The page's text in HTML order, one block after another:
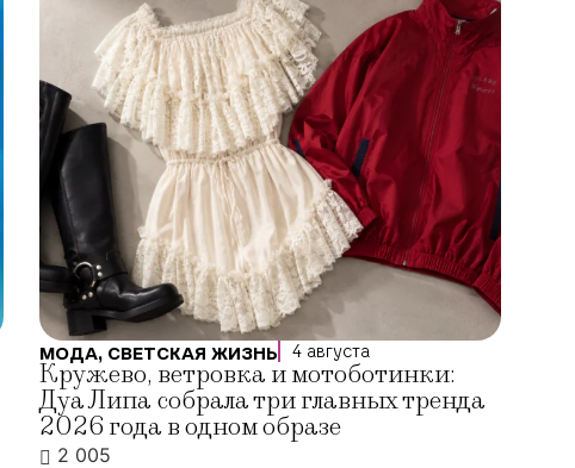
МОДА, СВЕТСКАЯ ЖИЗНЬ 4 августа
Кружево, ветровка и мотоботинки:
Дуа Липа собрала три главных тренда
2026 года в одном образе
2 005